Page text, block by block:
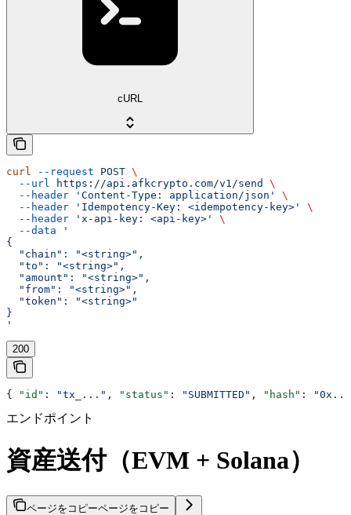
cURL
curl --request POST \
  --url
https://api.afkcrypto.com/v1/send
\
  --header
'Content-Type: application/json'
\
  --header
'Idempotency-Key: <idempotency-key>'
\
  --header
'x-api-key: <api-key>'
\
  --data
'
{
  "chain": "<string>",
  "to": "<string>",
  "amount": "<string>",
  "from": "<string>",
  "token": "<string>"
}
'
200
{ "id" : "tx_..." , "status" : "SUBMITTED" , "hash" :
エンドポイント
資産送付（EVM + Solana）
ページをコピーページをコピー